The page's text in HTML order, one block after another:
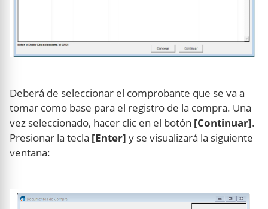
Deberá de seleccionar el comprobante que se va a
tomar como base para el registro de la compra. Una
vez seleccionado, hacer clic en el botón [Continuar].
Presionar la tecla [Enter] y se visualizará la siguiente
ventana: